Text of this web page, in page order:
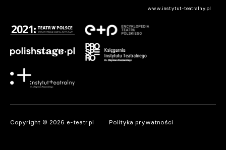
www.instytut-teatralny.pl
Copyright © 2026 e-teatr.pl Polityka prywatności